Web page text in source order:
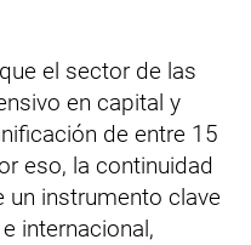
el sector de las
en capital y
de entre 15
eso, la continuidad
un instrumento clave
internacional,